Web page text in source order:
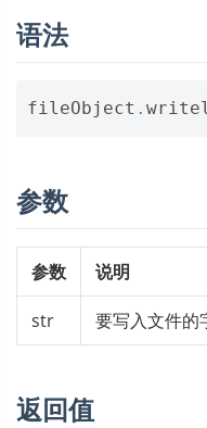
语法
fileObject .
参数
参数 说明
str 要写入文件的
返回值